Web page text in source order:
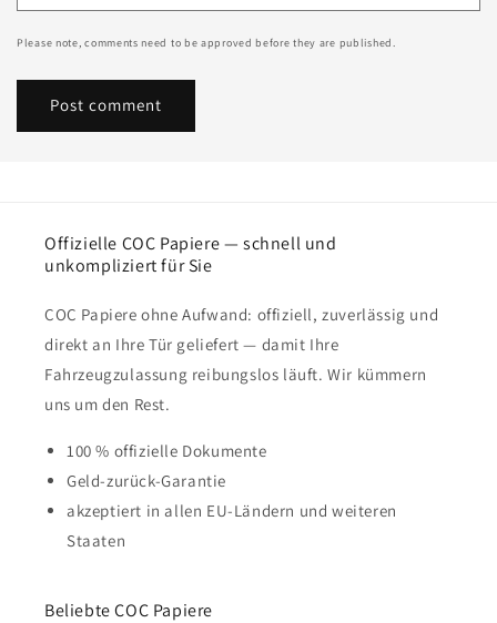
Please note, comments need to be approved before they are published.
Offizielle COC Papiere — schnell und
unkompliziert für Sie
COC Papiere ohne Aufwand: offiziell, zuverlässig und
direkt an Ihre Tür geliefert — damit Ihre
Fahrzeugzulassung reibungslos läuft. Wir kümmern
uns um den Rest.
100 % offizielle Dokumente
Geld-zurück-Garantie
akzeptiert in allen EU-Ländern und weiteren
Staaten
Beliebte COC Papiere